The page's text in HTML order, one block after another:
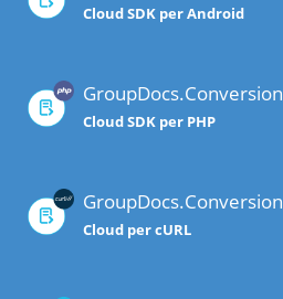
Cloud SDK per Android
GroupDocs.Conversion
Cloud SDK per PHP
GroupDocs.Conversion
Cloud per cURL